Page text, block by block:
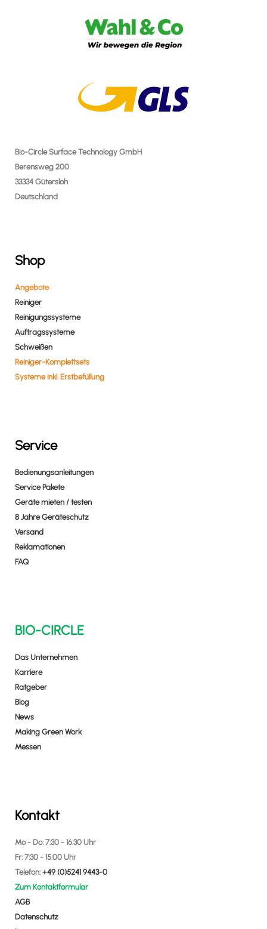
Bio-Circle Surface Technology GmbH
Berensweg 200
33334 Gütersloh
Deutschland
Shop
Angebote
Reiniger
Reinigungssysteme
Auftragssysteme
Schweißen
Reiniger-Komplettsets
Systeme inkl. Erstbefüllung
Service
Bedienungsanleitungen
Service Pakete
Geräte mieten / testen
8 Jahre Geräteschutz
Versand
Reklamationen
FAQ
BIO-CIRCLE
Das Unternehmen
Karriere
Ratgeber
Blog
News
Making Green Work
Messen
Kontakt
Mo - Do: 7:30 - 16:30 Uhr
Fr: 7:30 - 15:00 Uhr
Telefon: +49 (0)5241 9443-0
Zum Kontaktformular
AGB
Datenschutz